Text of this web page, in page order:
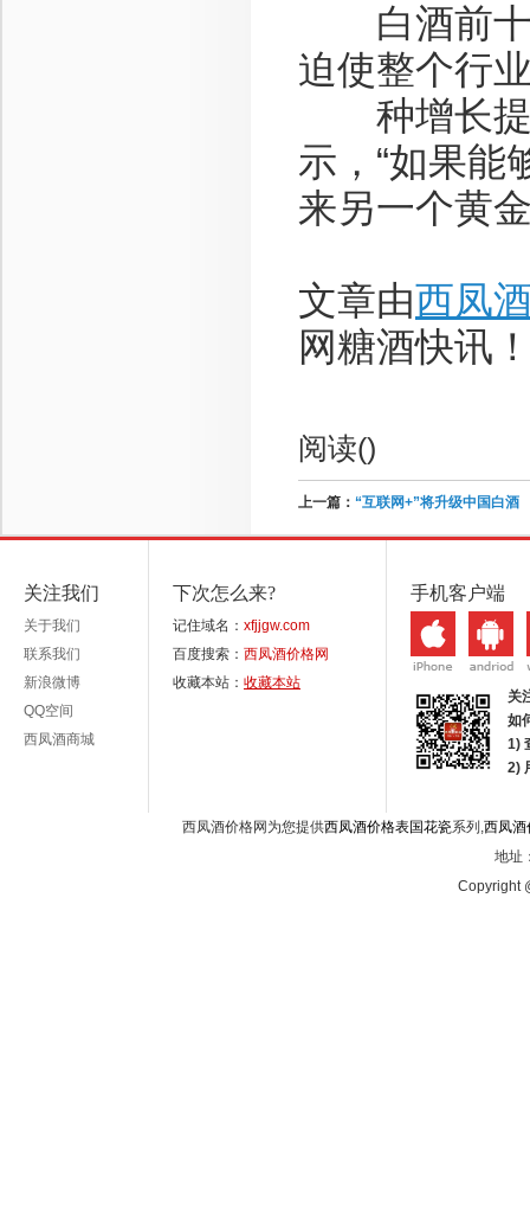
白酒前十
迫使整个行
种增长提
示，“如果能
来另一个黄
文章由西凤
网糖酒快讯
阅读()
上一篇： “互联网+”将升级中国白酒
关注我们
关于我们
联系我们
新浪微博
QQ空间
西凤酒商城
下次怎么来?
记住域名： xfjjgw.com
百度搜索： 西凤酒价格网
收藏本站： 收藏本站
手机客户端
关
如
1)
2)
西凤酒价格网为您提供西凤酒价格表国花瓷系列,西凤酒
地址
Copyright